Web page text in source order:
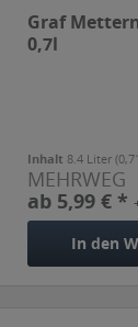
Graf
0,7l
Inhalt 8.4 Liter
MEHRWEG
ab 5,99 € *
In den